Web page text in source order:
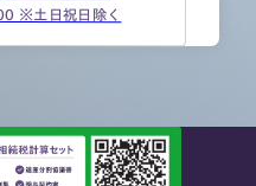
※土日祝日除く